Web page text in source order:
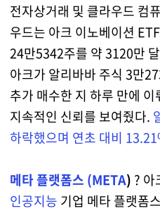
전자상거래 및 클라우드 컴
우드는 아크 이노베이션 ETF
24만5342주를 약 3120만
아크가 알리바바 주식 3만
추가 매수한 지 하루 만에
지속적인 신뢰를 보여줬다.
하락했으며 연초 대비
메타 플랫폼스 (META) ? 아
인공지능 기업 메타 플랫폼